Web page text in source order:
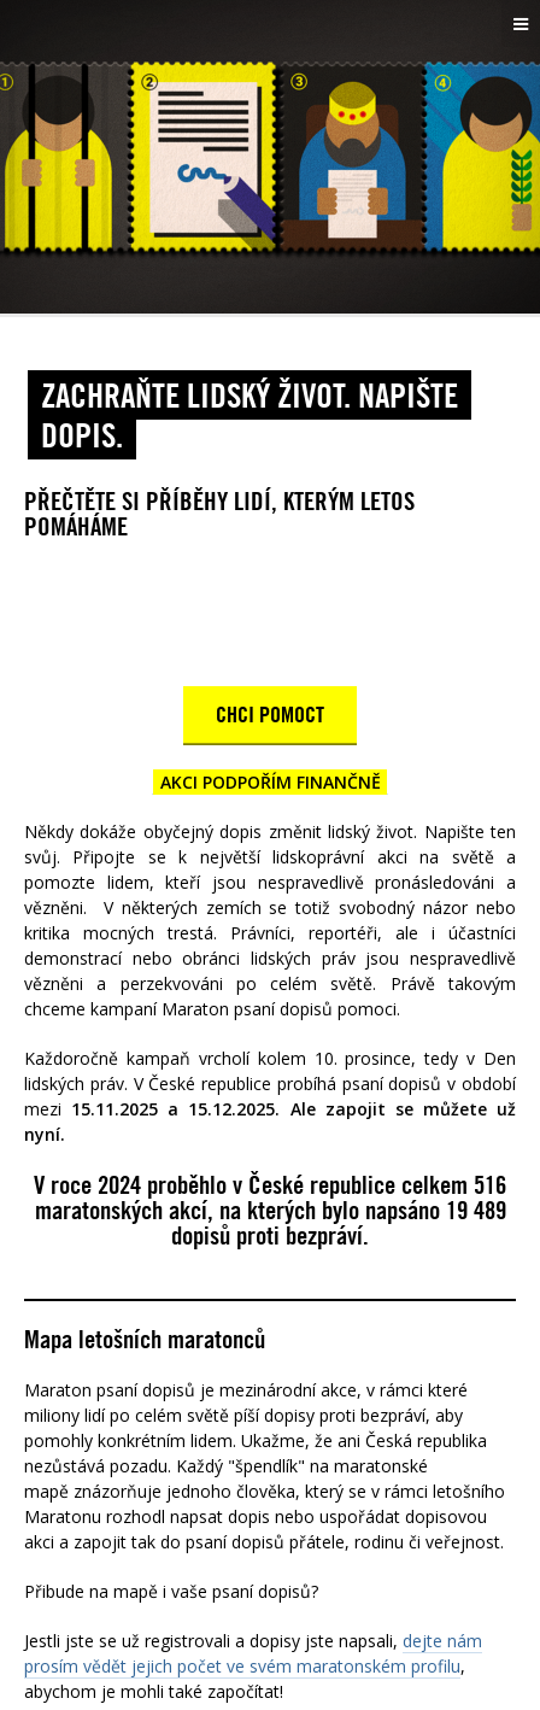
ZACHRAŇTE LIDSKÝ ŽIVOT. NAPIŠTE
DOPIS.
PŘEČTĚTE SI PŘÍBĚHY LIDÍ, KTERÝM LETOS
POMÁHÁME
CHCI POMOCT
AKCI PODPOŘÍM FINANČNĚ
Někdy dokáže obyčejný dopis změnit lidský život. Napište ten
svůj. Připojte se k největší lidskoprávní akci na světě a
pomozte lidem, kteří jsou nespravedlivě pronásledováni a
vězněni. V některých zemích se totiž svobodný názor nebo
kritika mocných trestá. Právníci, reportéři, ale i účastníci
demonstrací nebo obránci lidských práv jsou nespravedlivě
vězněni a perzekvováni po celém světě. Právě takovým
chceme kampaní Maraton psaní dopisů pomoci.
Každoročně kampaň vrcholí kolem 10. prosince, tedy v Den
lidských práv. V České republice probíhá psaní dopisů v období
mezi 15.11.2025 a 15.12.2025. Ale zapojit se můžete už
nyní.
V roce 2024 proběhlo v České republice celkem 516
maratonských akcí, na kterých bylo napsáno 19 489
dopisů proti bezpráví.
Mapa letošních maratonců
Maraton psaní dopisů je mezinárodní akce, v rámci které
miliony lidí po celém světě píší dopisy proti bezpráví, aby
pomohly konkrétním lidem. Ukažme, že ani Česká republika
nezůstává pozadu. Každý "špendlík" na maratonské
mapě znázorňuje jednoho člověka, který se v rámci letošního
Maratonu rozhodl napsat dopis nebo uspořádat dopisovou
akci a zapojit tak do psaní dopisů přátele, rodinu či veřejnost.
Přibude na mapě i vaše psaní dopisů?
Jestli jste se už registrovali a dopisy jste napsali, dejte nám
prosím vědět jejich počet ve svém maratonském profilu,
abychom je mohli také započítat!